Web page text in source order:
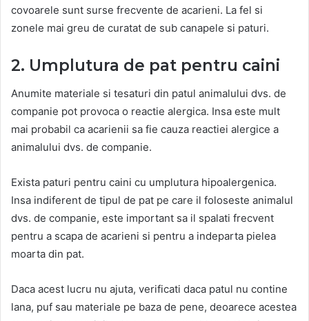
covoarele sunt surse frecvente de acarieni. La fel si
zonele mai greu de curatat de sub canapele si paturi.
2. Umplutura de pat pentru caini
Anumite materiale si tesaturi din patul animalului dvs. de
companie pot provoca o reactie alergica. Insa este mult
mai probabil ca acarienii sa fie cauza reactiei alergice a
animalului dvs. de companie.
Exista paturi pentru caini cu umplutura hipoalergenica.
Insa indiferent de tipul de pat pe care il foloseste animalul
dvs. de companie, este important sa il spalati frecvent
pentru a scapa de acarieni si pentru a indeparta pielea
moarta din pat.
Daca acest lucru nu ajuta, verificati daca patul nu contine
lana, puf sau materiale pe baza de pene, deoarece acestea